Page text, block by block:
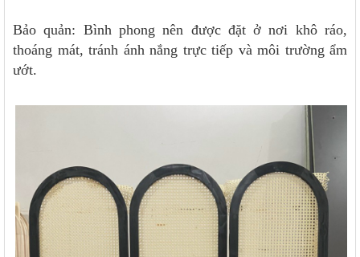
Bảo quản: Bình phong nên được đặt ở nơi khô ráo,
thoáng mát, tránh ánh nắng trực tiếp và môi trường ẩm
ướt.